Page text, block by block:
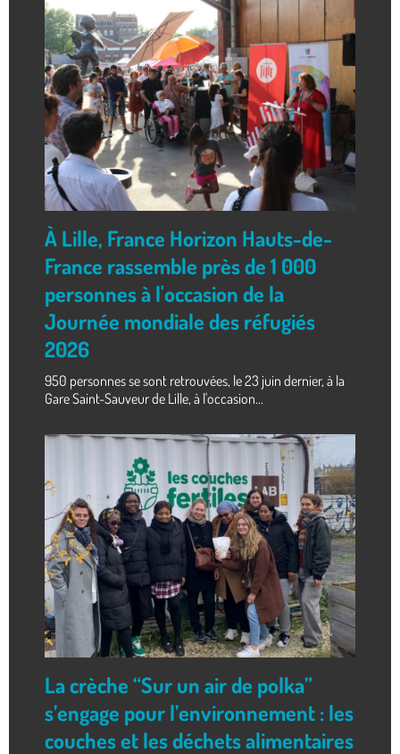
À Lille, France Horizon Hauts-de-
France rassemble près de 1 000
personnes à l'occasion de la
Journée mondiale des réfugiés
2026
950 personnes se sont retrouvées, le 23 juin dernier, à la
Gare Saint-Sauveur de Lille, à l'occasion...
La crèche “Sur un air de polka”
s’engage pour l’environnement : les
couches et les déchets alimentaires